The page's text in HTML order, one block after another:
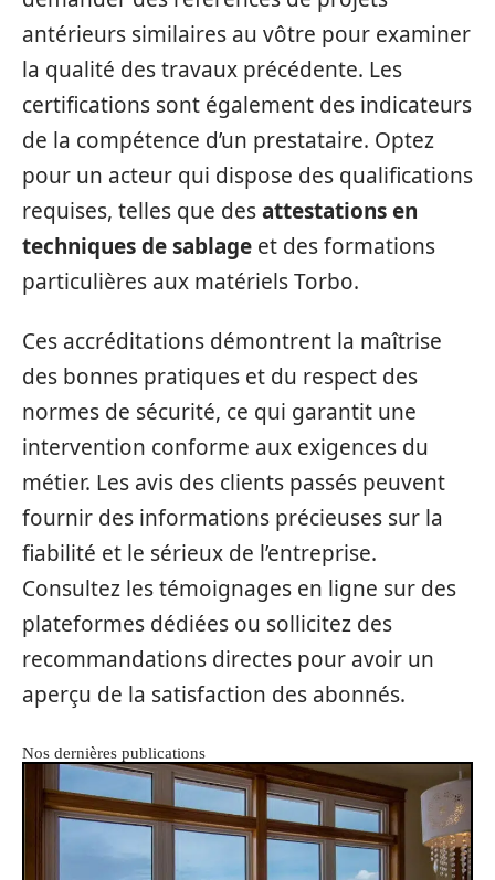
antérieurs similaires au vôtre pour examiner
la qualité des travaux précédente. Les
certifications sont également des indicateurs
de la compétence d’un prestataire. Optez
pour un acteur qui dispose des qualifications
requises, telles que desattestations en
techniques de sablage et des formations
particulières aux matériels Torbo.
Ces accréditations démontrent la maîtrise
des bonnes pratiques et du respect des
normes de sécurité, ce qui garantit une
intervention conforme aux exigences du
métier. Les avis des clients passés peuvent
fournir des informations précieuses sur la
fiabilité et le sérieux de l’entreprise.
Consultez les témoignages en ligne sur des
plateformes dédiées ou sollicitez des
recommandations directes pour avoir un
aperçu de la satisfaction des abonnés.
Nos dernières publications